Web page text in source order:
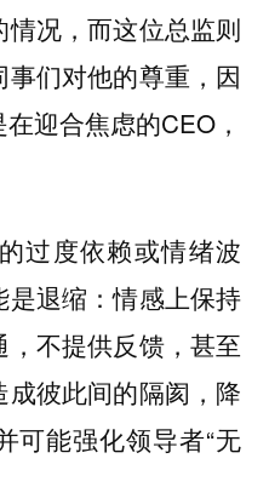
况，而这位总监则
们对他的尊重，因
迎合焦虑的CEO，
过度依赖或情绪波
退缩：情感上保持
不提供反馈，甚至
彼此间的隔阂，降
可能强化领导者“无